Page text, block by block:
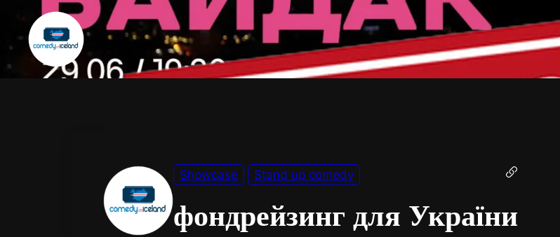
Showcase Stand up comedy
фондрейзинг для України